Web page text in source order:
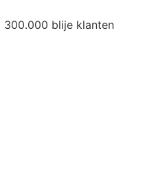
300.000 blije klanten